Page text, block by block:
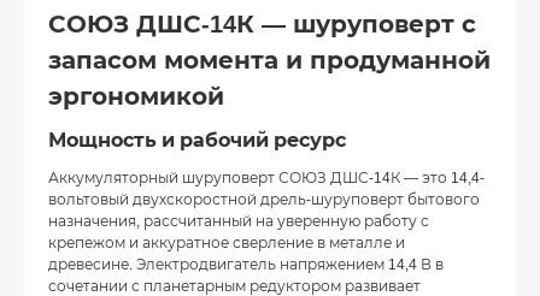
СОЮЗ ДШС-14К — шуруповерт с
запасом момента и продуманной
эргономикой
Мощность и рабочий ресурс
Аккумуляторный шуруповерт СОЮЗ ДШС-14К — это 14,4-
вольтовый двухскоростной дрель-шуруповерт бытового
назначения, рассчитанный на уверенную работу с
крепежом и аккуратное сверление в металле и
древесине. Электродвигатель напряжением 14,4 В в
сочетании с планетарным редуктором развивает